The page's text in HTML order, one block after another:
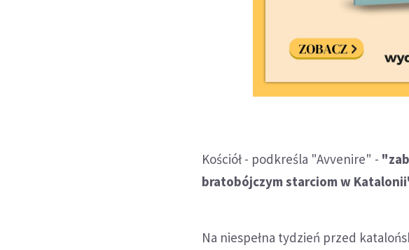
Kościół - podkreśla "Avvenire" -
bratobójczym starciom w
Na niespełna tydzień przed